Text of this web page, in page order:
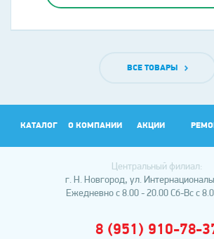
ВСЕ ТОВАРЫ
КАТАЛОГ О КОМПАНИИ АКЦИИ
Центральный филиал:
г. Н. Новгород, ул.
Ежедневно с 8.00 - 20.00Сб-Вс с
8 (951) 910-78-